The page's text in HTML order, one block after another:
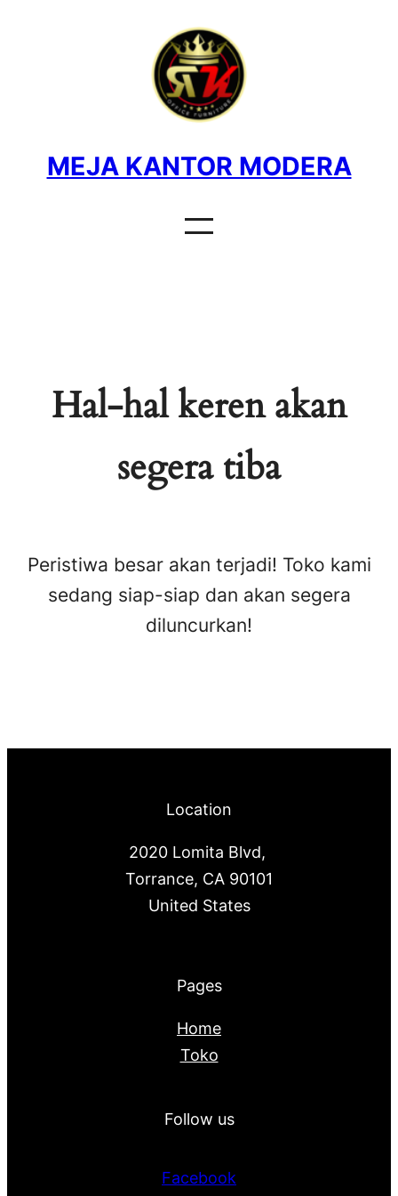
MEJA KANTOR MODERA
Hal-hal keren akan
segera tiba
Peristiwa besar akan terjadi! Toko kami
sedang siap-siap dan akan segera
diluncurkan!
Location
2020 Lomita Blvd,
Torrance, CA 90101
United States
Pages
Home
Toko
Follow us
Facebook